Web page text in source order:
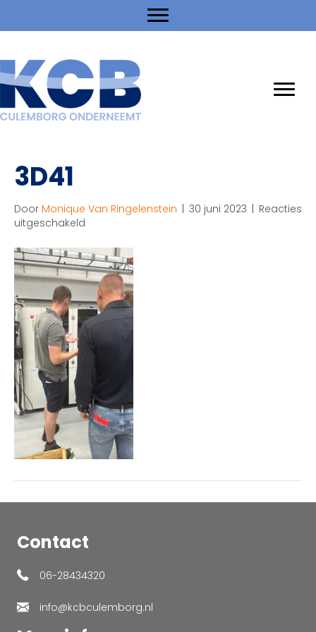
3D41
Door Monique Van Ringelenstein | 30 juni 2023 | Reacties
uitgeschakeld
Contact
06-28434320
info@kcbculemborg.nl